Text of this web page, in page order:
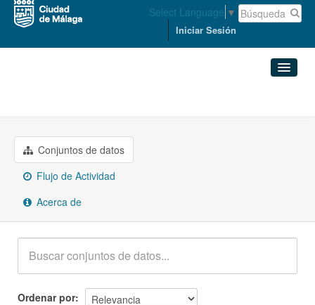
Select Language ▼
Iniciar Sesión
Organizaciones
Grupos
Acerca de
Conjuntos de datos
Flujo de Actividad
Acerca de
Ordenar por